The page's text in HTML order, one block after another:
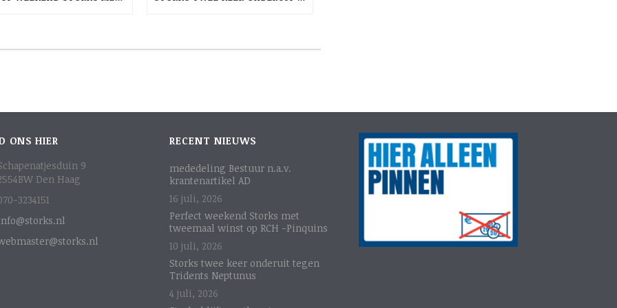
ONS HIER
9
Den Haag
3234151
RECENT NIEUWS
mededeling Bestuur n.a.v.
krantenartikel AD
16 juli, 2026
Perfect weekend Storks met
tweemaal winst op RCH -Pinquins
10 juli, 2026
Storks twee keer onderuit tegen
Tridents Neptunus
4 juli, 2026